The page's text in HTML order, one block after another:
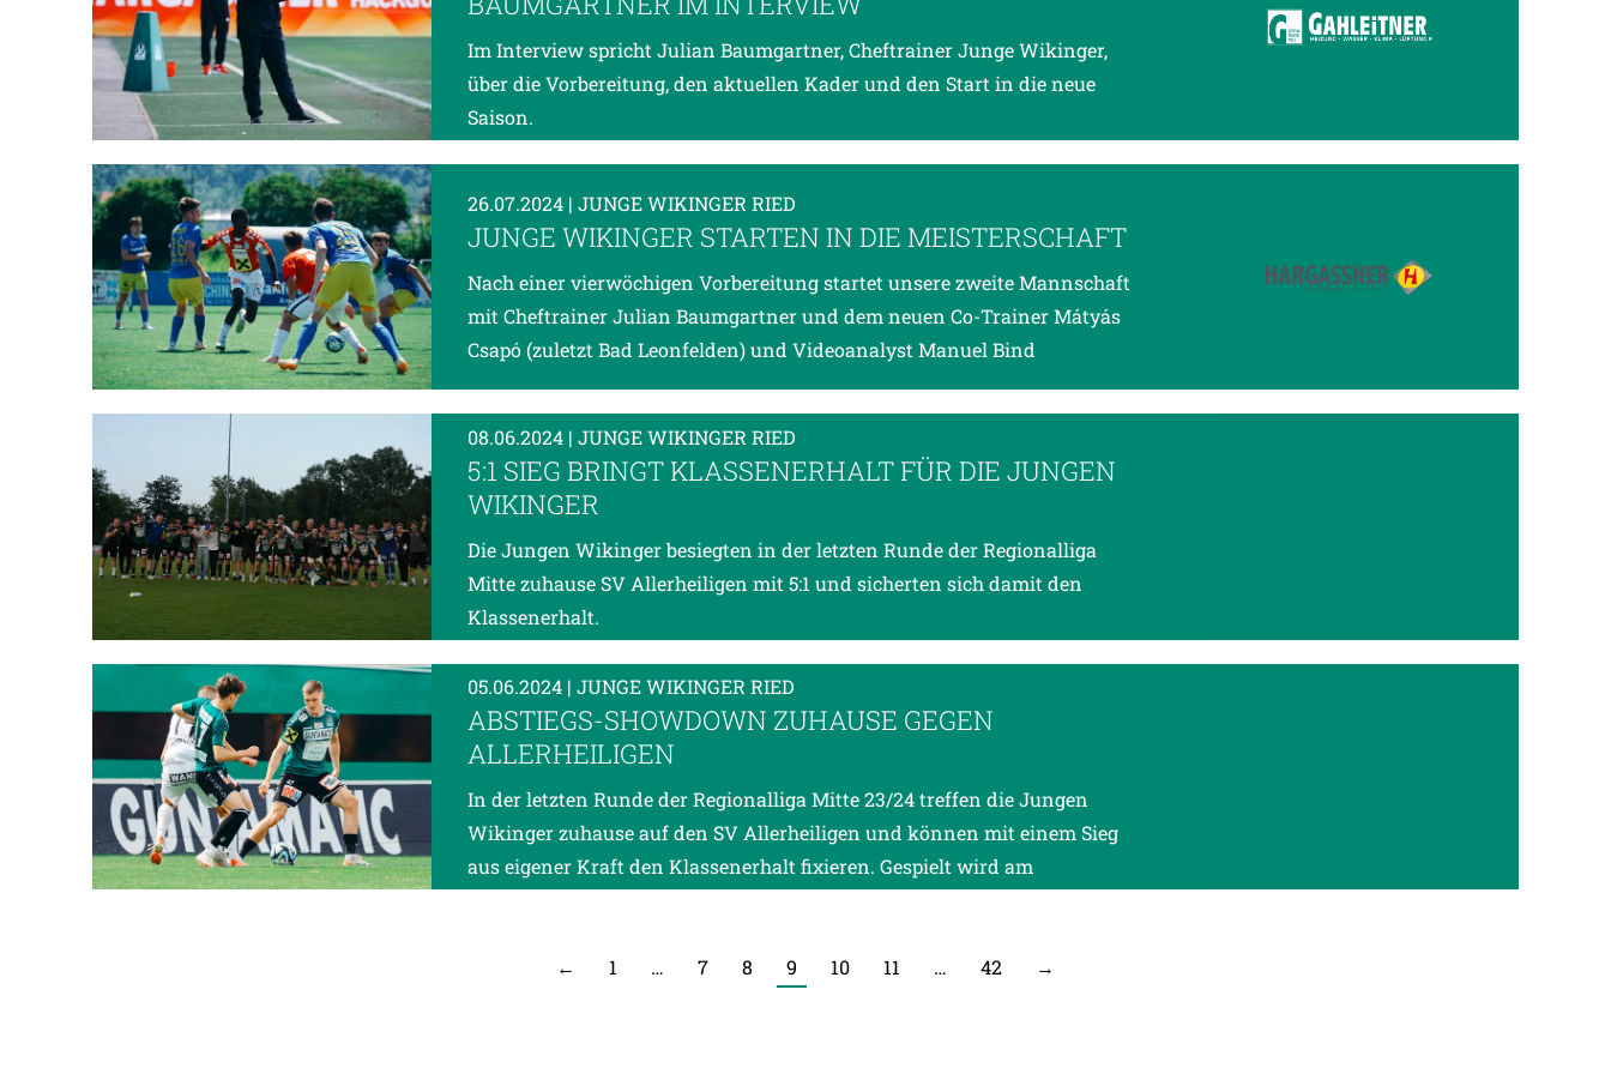
Im Interview spricht Julian Baumgartner, Cheftrainer Junge Wikinger,
über die Vorbereitung, den aktuellen Kader und den Start in die neue
Saison.
26.07.2024 | JUNGE WIKINGER RIED
JUNGE WIKINGER STARTEN IN DIE MEISTERSCHAFT
Nach einer vierwöchigen Vorbereitung startet unsere zweite Mannschaft
mit Cheftrainer Julian Baumgartner und dem neuen Co-Trainer Mátyás
Csapó (zuletzt Bad Leonfelden) und Videoanalyst Manuel Bind
08.06.2024 | JUNGE WIKINGER RIED
5:1 SIEG BRINGT KLASSENERHALT FÜR DIE JUNGEN
WIKINGER
Die Jungen Wikinger besiegten in der letzten Runde der Regionalliga
Mitte zuhause SV Allerheiligen mit 5:1 und sicherten sich damit den
Klassenerhalt.
05.06.2024 | JUNGE WIKINGER RIED
ABSTIEGS-SHOWDOWN ZUHAUSE GEGEN
ALLERHEILIGEN
In der letzten Runde der Regionalliga Mitte 23/24 treffen die Jungen
Wikinger zuhause auf den SV Allerheiligen und können mit einem Sieg
aus eigener Kraft den Klassenerhalt fixieren. Gespielt wird am
← 1 … 7 8 9 10 11 … 42 →